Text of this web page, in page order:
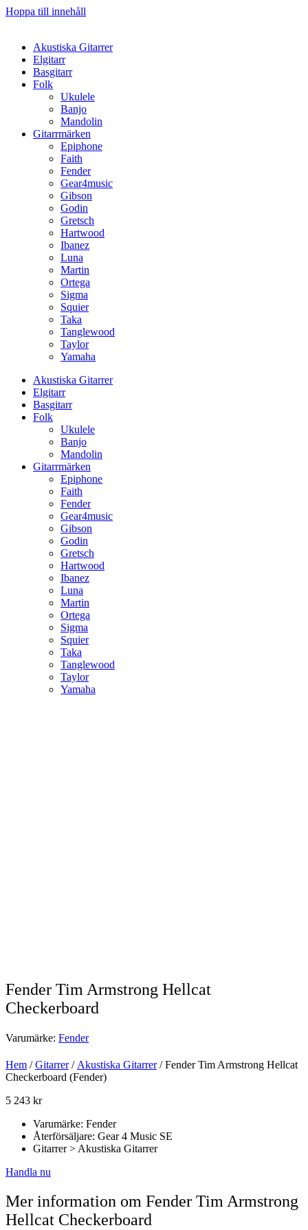
Hoppa till innehåll
Akustiska Gitarrer
Elgitarr
Basgitarr
Folk
Ukulele
Banjo
Mandolin
Gitarrmärken
Epiphone
Faith
Fender
Gear4music
Gibson
Godin
Gretsch
Hartwood
Ibanez
Luna
Martin
Ortega
Sigma
Squier
Taka
Tanglewood
Taylor
Yamaha
Akustiska Gitarrer
Elgitarr
Basgitarr
Folk
Ukulele
Banjo
Mandolin
Gitarrmärken
Epiphone
Faith
Fender
Gear4music
Gibson
Godin
Gretsch
Hartwood
Ibanez
Luna
Martin
Ortega
Sigma
Squier
Taka
Tanglewood
Taylor
Yamaha
Fender Tim Armstrong Hellcat
Checkerboard
Varumärke: Fender
Hem /Gitarrer/Akustiska Gitarrer/ Fender Tim Armstrong Hellcat
Checkerboard (Fender)
5 243 kr
Varumärke: Fender
Återförsäljare: Gear 4 Music SE
Gitarrer > Akustiska Gitarrer
Handla nu
Mer information om Fender Tim Armstrong
Hellcat Checkerboard